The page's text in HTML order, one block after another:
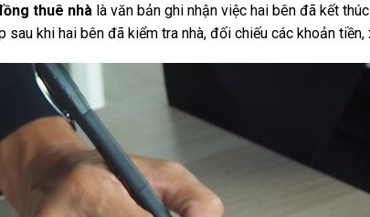
thuê nhà là văn bản ghi nhận việc hai bên đã kết
khi hai bên đã kiểm tra nhà, đối chiếu các khoản